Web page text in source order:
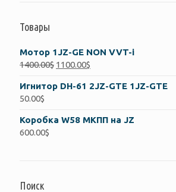
Товары
Мотор 1JZ-GE NON VVT-i
1400.00$ 1100.00$
Игнитор DH-61 2JZ-GTE 1JZ-GTE
50.00$
Коробка W58 МКПП на JZ
600.00$
Поиск